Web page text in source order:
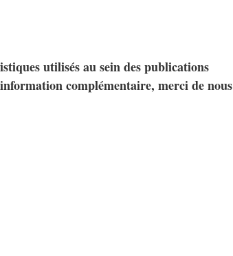
utilisés au sein des publications
complémentaire, merci de nous